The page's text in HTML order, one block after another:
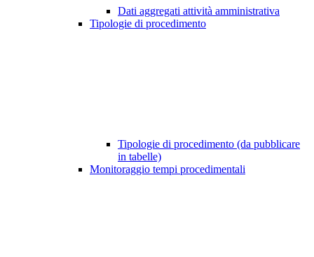
Dati aggregati attività amministrativa
Tipologie di procedimento
Tipologie di procedimento (da pubblicare
in tabelle)
Monitoraggio tempi procedimentali